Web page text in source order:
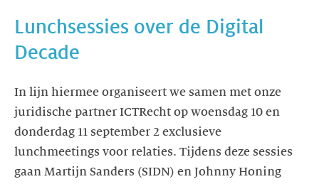
Lunchsessies over de Digital
Decade
In lijn hiermee organiseert we samen met onze
juridische partner ICTRecht op woensdag 10 en
donderdag 11 september 2 exclusieve
lunchmeetings voor relaties. Tijdens deze sessies
gaan Martijn Sanders (SIDN) en Johnny Honing